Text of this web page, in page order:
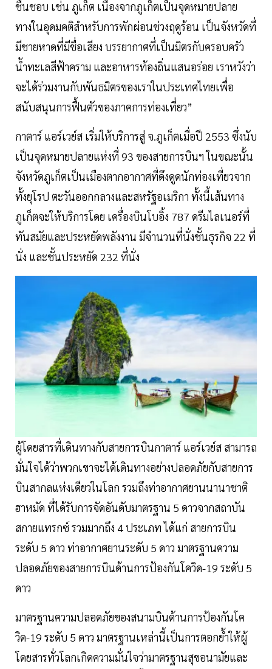
ชื่นชอบ เช่น ภูเก็ต เนื่องจากภูเก็ตเป็นจุดหมายปลาย
ทางในอุดมคติสำหรับการพักผ่อนช่วงฤดูร้อน เป็นจังหวัดที่
มีชายหาดที่มีชื่อเสียง บรรยากาศที่เป็นมิตรกับครอบครัว
น้ำทะเลสีฟ้าคราม และอาหารท้องถิ่นแสนอร่อย เราหวังว่า
จะได้ร่วมงานกับพันธมิตรของเราในประเทศไทยเพื่อ
สนับสนุนการฟื้นตัวของภาคการท่องเที่ยว”
กาตาร์ แอร์เวย์ส เริ่มให้บริการสู่ จ.ภูเก็ตเมื่อปี 2553 ซึ่งนับ
เป็นจุดหมายปลายแห่งที่ 93 ของสายการบินฯ ในขณะนั้น
จังหวัดภูเก็ตเป็นเมืองตากอากาศที่ดึงดูดนักท่องเที่ยวจาก
ทั้งยุโรป ตะวันออกกลางและสหรัฐอเมริกา ทั้งนี้เส้นทาง
ภูเก็ตจะให้บริการโดย เครื่องบินโบอิ้ง 787 ดรีมไลเนอร์ที่
ทันสมัยและประหยัดพลังงาน มีจำนวนที่นั่งชั้นธุรกิจ 22 ที่
นั่ง และชั้นประหยัด 232 ที่นั่ง
ผู้โดยสารที่เดินทางกับสายการบินกาตาร์ แอร์เวย์ส สามารถ
มั่นใจได้ว่าพวกเขาจะได้เดินทางอย่างปลอดภัยกับสายการ
บินสากลแห่งเดียวในโลก รวมถึงท่าอากาศยานนานาชาติ
ฮาหมัด ที่ได้รับการจัดอันดับมาตรฐาน 5 ดาวจากสถาบัน
สกายแทรกซ์ รวมมากถึง 4 ประเภท ได้แก่ สายการบิน
ระดับ 5 ดาว ท่าอากาศยานระดับ 5 ดาว มาตรฐานความ
ปลอดภัยของสายการบินด้านการป้องกันโควิด-19 ระดับ 5
ดาว
มาตรฐานความปลอดภัยของสนามบินด้านการป้องกันโค
วิด-19 ระดับ 5 ดาว มาตรฐานเหล่านี้เป็นการตอกย้ำให้ผู้
โดยสารทั่วโลกเกิดความมั่นใจว่ามาตรฐานสุขอนามัยและ